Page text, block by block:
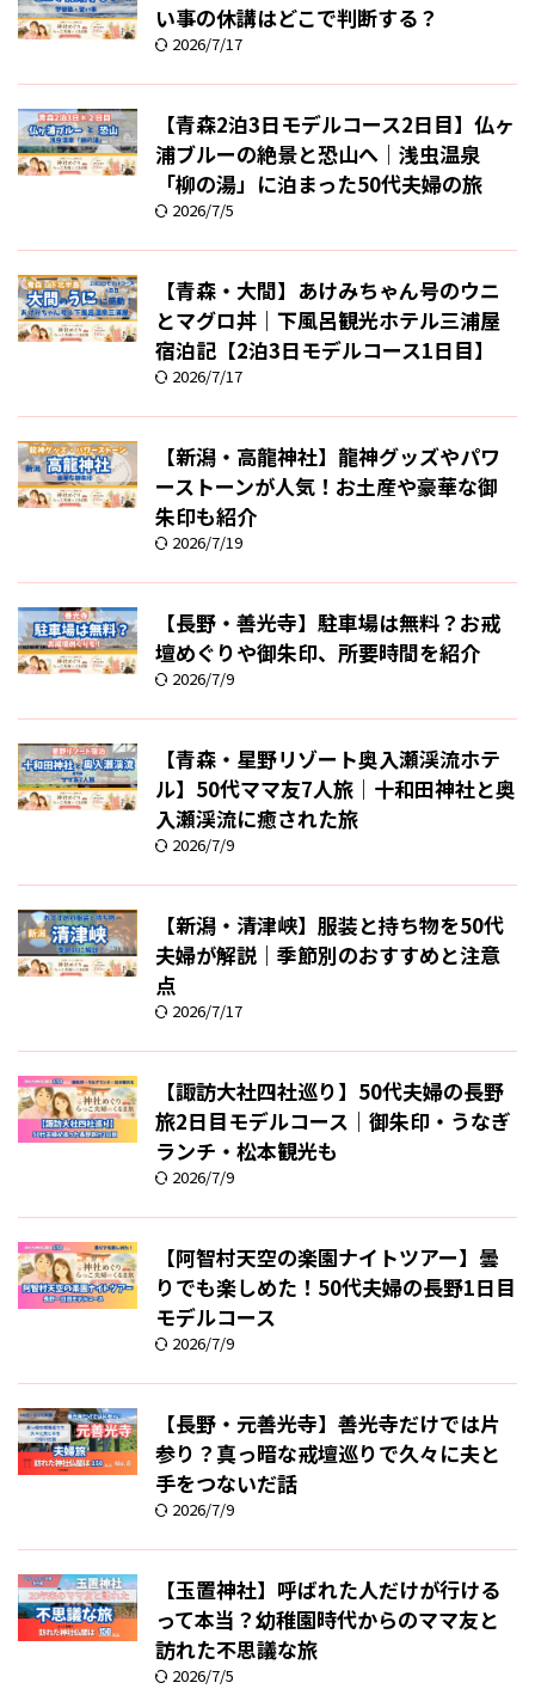
い事の休講はどこで判断する？
2026/7/17
【青森2泊3日モデルコース2日目】仏ヶ
浦ブルーの絶景と恐山へ｜浅虫温泉
「柳の湯」に泊まった50代夫婦の旅
2026/7/5
【青森・大間】あけみちゃん号のウニ
とマグロ丼｜下風呂観光ホテル三浦屋
宿泊記【2泊3日モデルコース1日目】
2026/7/17
【新潟・高龍神社】龍神グッズやパワ
ーストーンが人気！お土産や豪華な御
朱印も紹介
2026/7/19
【長野・善光寺】駐車場は無料？お戒
壇めぐりや御朱印、所要時間を紹介
2026/7/9
【青森・星野リゾート奥入瀬渓流ホテ
ル】50代ママ友7人旅｜十和田神社と奥
入瀬渓流に癒された旅
2026/7/9
【新潟・清津峡】服装と持ち物を50代
夫婦が解説｜季節別のおすすめと注意
点
2026/7/17
【諏訪大社四社巡り】50代夫婦の長野
旅2日目モデルコース｜御朱印・うなぎ
ランチ・松本観光も
2026/7/9
【阿智村天空の楽園ナイトツアー】曇
りでも楽しめた！50代夫婦の長野1日目
モデルコース
2026/7/9
【長野・元善光寺】善光寺だけでは片
参り？真っ暗な戒壇巡りで久々に夫と
手をつないだ話
2026/7/9
【玉置神社】呼ばれた人だけが行ける
って本当？幼稚園時代からのママ友と
訪れた不思議な旅
2026/7/5